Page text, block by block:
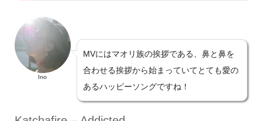
Ino
MVにはマオリ族の挨拶である、鼻と鼻を
合わせる挨拶から始まっていてとても愛の
あるハッピーソングですね！